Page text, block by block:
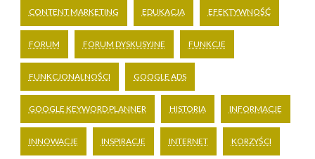
CONTENT MARKETING EDUKACJA EFEKTYWNOŚĆ
FORUM FORUM DYSKUSYJNE FUNKCJE
FUNKCJONALNOŚCI GOOGLE ADS
GOOGLE KEYWORD PLANNER HISTORIA INFORMACJE
INNOWACJE INSPIRACJE INTERNET KORZYŚCI